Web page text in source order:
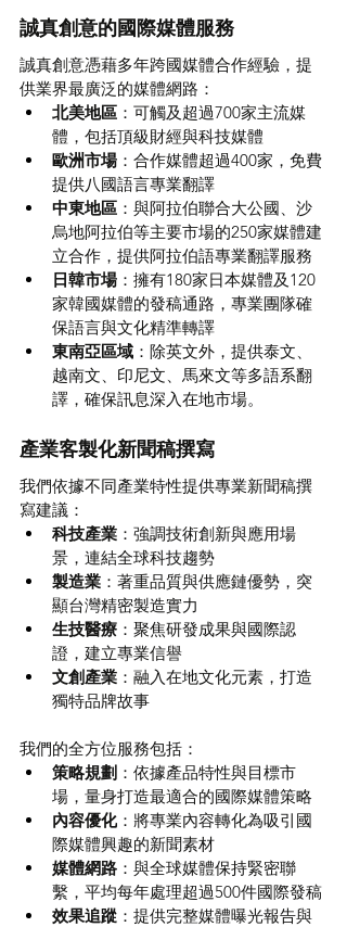
誠真創意的國際媒體服務
誠真創意憑藉多年跨國媒體合作經驗，提
供業界最廣泛的媒體網路：
北美地區 ：可觸及超過700家主流媒
體，包括頂級財經與科技媒體
歐洲市場 ：合作媒體超過400家，免費
提供八國語言專業翻譯
中東地區 ：與阿拉伯聯合大公國、沙
烏地阿拉伯等主要市場的250家媒體建
立合作，提供阿拉伯語專業翻譯服務
日韓市場 ：擁有180家日本媒體及120
家韓國媒體的發稿通路，專業團隊確
保語言與文化精準轉譯
東南亞區域 ：除英文外，提供泰文、
越南文、印尼文、馬來文等多語系翻
譯，確保訊息深入在地市場。
產業客製化新聞稿撰寫
我們依據不同產業特性提供專業新聞稿撰
寫建議：
科技產業 ：強調技術創新與應用場
景，連結全球科技趨勢
製造業 ：著重品質與供應鏈優勢，突
顯台灣精密製造實力
生技醫療 ：聚焦研發成果與國際認
證，建立專業信譽
文創產業 ：融入在地文化元素，打造
獨特品牌故事
我們的全方位服務包括：
策略規劃 ：依據產品特性與目標市
場，量身打造最適合的國際媒體策略
內容優化 ：將專業內容轉化為吸引國
際媒體興趣的新聞素材
媒體網路 ：與全球媒體保持緊密聯
繫，平均每年處理超過500件國際發稿
效果追蹤 ：提供完整媒體曝光報告與